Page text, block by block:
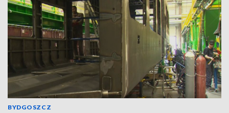
BYDGOSZCZ